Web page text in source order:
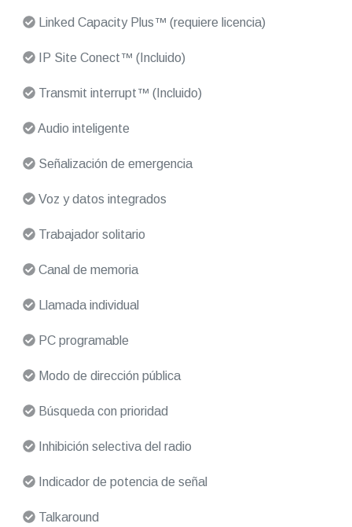
Linked Capacity Plus™ (requiere licencia)
IP Site Conect™ (Incluido)
Transmit interrupt™ (Incluido)
Audio inteligente
Señalización de emergencia
Voz y datos integrados
Trabajador solitario
Canal de memoria
Llamada individual
PC programable
Modo de dirección pública
Búsqueda con prioridad
Inhibición selectiva del radio
Indicador de potencia de señal
Talkaround